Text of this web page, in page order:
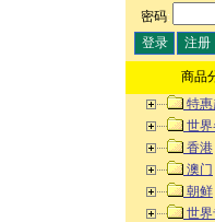
密码:
商品
特
世
香港
澳门
朝鲜
世